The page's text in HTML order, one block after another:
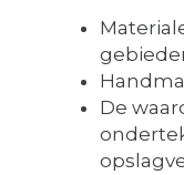
De